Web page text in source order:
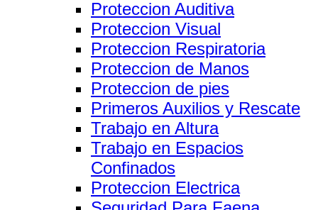
Proteccion Auditiva
Proteccion Visual
Proteccion Respiratoria
Proteccion de Manos
Proteccion de pies
Primeros Auxilios y Rescate
Trabajo en Altura
Trabajo en Espacios
Confinados
Proteccion Electrica